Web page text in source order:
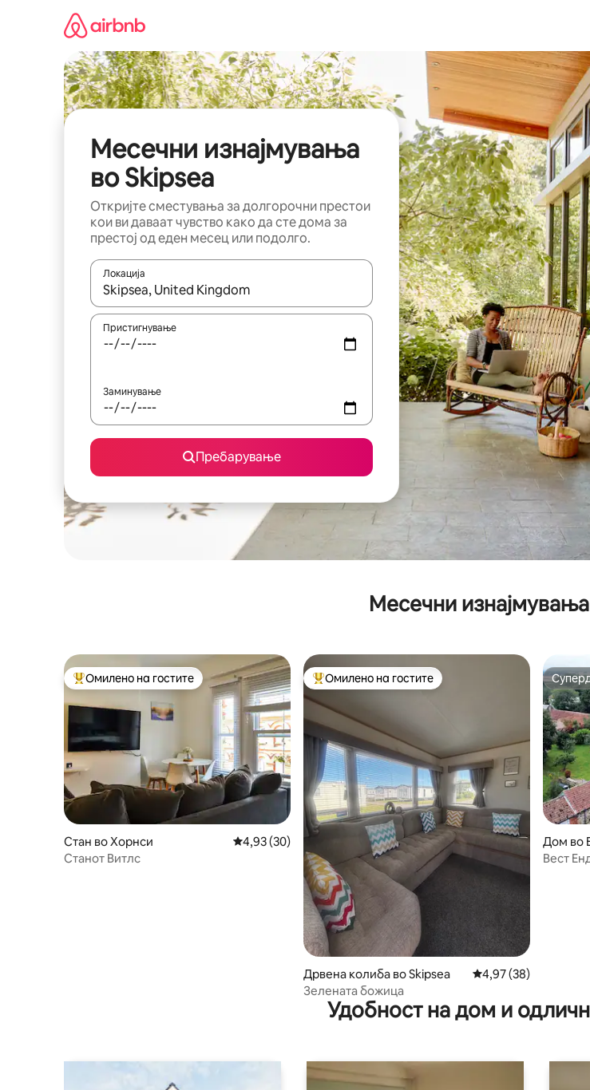
Месечни изнајмувања
во Skipsea
Откријте сместувања за долгорочни престои
кои ви даваат чувство како да сте дома за
престој од еден месец или подолго.
Локација
Кога резултатите се достапни, движете се со копчињата со стрелки нагоре и надолу или
Пристигнување
Заминување
Пребарување
Месечни
Меѓу најуспешните „Омилени на гостите“
Омилено на гостите
Стан во Хорнси Просечна оцена: 4,93 од 5, 30 рецензии
4,93 (30)
Станот Витлс
Меѓу најуспешните „Омилени на гостите“
Омилено на гостите
Дрвена колиба во Skipsea Просечна оцена:
4,97 (38)
Зелената божица
Дом во
Вест
Удобност на дом и